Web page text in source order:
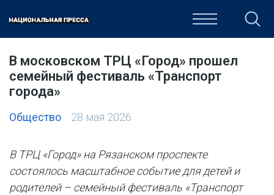
ОБЩЕСТВО ПОЛИТИКА ЭКОНОМИКА КУЛЬТУРА
В московском ТРЦ «Город» прошел
семейный фестиваль «Транспорт
города»
Общество 28 мая 2026
В ТРЦ «Город» на Рязанском проспекте
состоялось масштабное событие для детей и
родителей – семейный фестиваль «Транспорт